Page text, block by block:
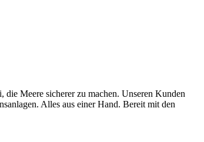
Meere sicherer zu machen. Unseren Kunden
Alles aus einer Hand. Bereit mit den